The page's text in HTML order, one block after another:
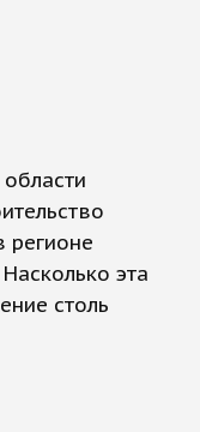
регионе
эта
столь